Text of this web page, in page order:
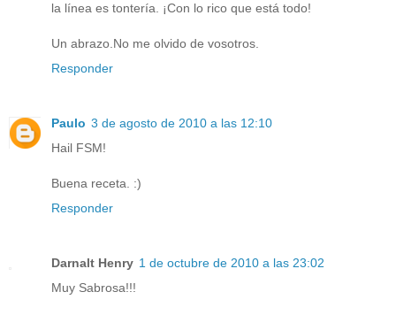
la línea es tontería. ¡Con lo rico que está todo!
Un abrazo.No me olvido de vosotros.
Responder
Paulo 3 de agosto de 2010 a las 12:10
Hail FSM!
Buena receta. :)
Responder
Darnalt Henry 1 de octubre de 2010 a las 23:02
Muy Sabrosa!!!